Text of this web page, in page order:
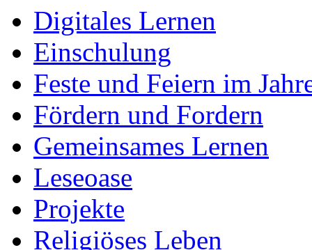
Digitales Lernen
Einschulung
Feste und Feiern im
Fördern und Fordern
Gemeinsames Lernen
Leseoase
Projekte
Religiöses Leben